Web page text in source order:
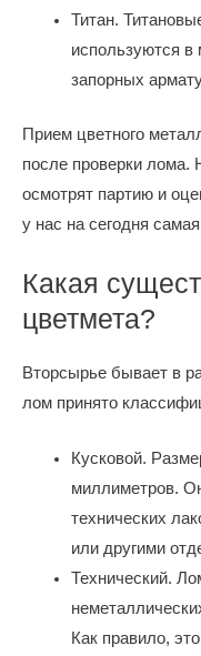
Титан.
используются в
запорных
Прием цветного
после проверки
осмотрят партию и
у нас на сегодня
Какая
цветмета?
Вторсырье бывает в
лом принято
Кусковой.
миллиметров.
технических
или другими
Технический.
Как правило,